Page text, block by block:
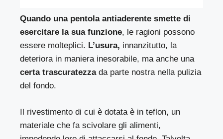
Quando una pentola antiaderente smette di
esercitare la sua funzione, le ragioni possono
essere molteplici. L’usura, innanzitutto, la
deteriora in maniera inesorabile, ma anche una
certa trascuratezzada parte nostra nella pulizia
del fondo.
Il rivestimento di cui è dotata è in teflon, un
materiale che fa scivolare gli alimenti,